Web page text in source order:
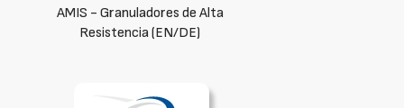
AMIS - Granuladores de Alta
Resistencia (EN/DE)